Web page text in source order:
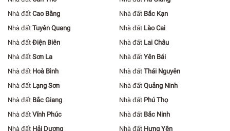
Nhà đất Cao Bằng Nhà đất Bắc Kạn
Nhà đất Tuyên Quang Nhà đất Lào Cai
Nhà đất Điện Biên Nhà đất Lai Châu
Nhà đất Sơn La Nhà đất Yên Bái
Nhà đất Hoà Bình Nhà đất Thái Nguyên
Nhà đất Lạng Sơn Nhà đất Quảng Ninh
Nhà đất Bắc Giang Nhà đất Phú Thọ
Nhà đất Vĩnh Phúc Nhà đất Bắc Ninh
Nhà đất Hải Dương Nhà đất Hưng Yên